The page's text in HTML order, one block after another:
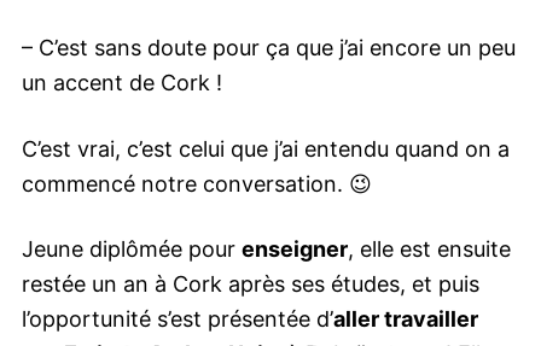
– C’est sans doute pour ça que j’ai encore un peu
un accent de Cork !
C’est vrai, c’est celui que j’ai entendu quand on a
commencé notre conversation. 😉
Jeune diplômée pour enseigner, elle est ensuite
restée un an à Cork après ses études, et puis
l’opportunité s’est présentée d’aller travailler